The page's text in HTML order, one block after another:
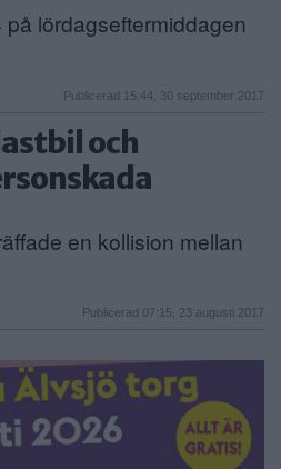
lördagseftermiddagen
Publicerad 15:44, 30 september 2017
och
en kollision mellan
Publicerad 07:15, 23 augusti 2017